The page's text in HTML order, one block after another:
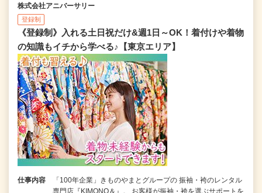
株式会社アニバーサリー
登録制
《登録制》入れる土日祝だけ&週1日～OK！着付けや着物
の知識もイチから学べる♪【東京エリア】
仕事内容
「100年企業」きものやまとグループの 振袖・袴のレンタル
専門店『KIMONO＆』。 お客様が振袖・袴を選ぶサポートを